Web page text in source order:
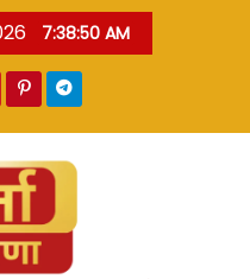
7:38:51 AM